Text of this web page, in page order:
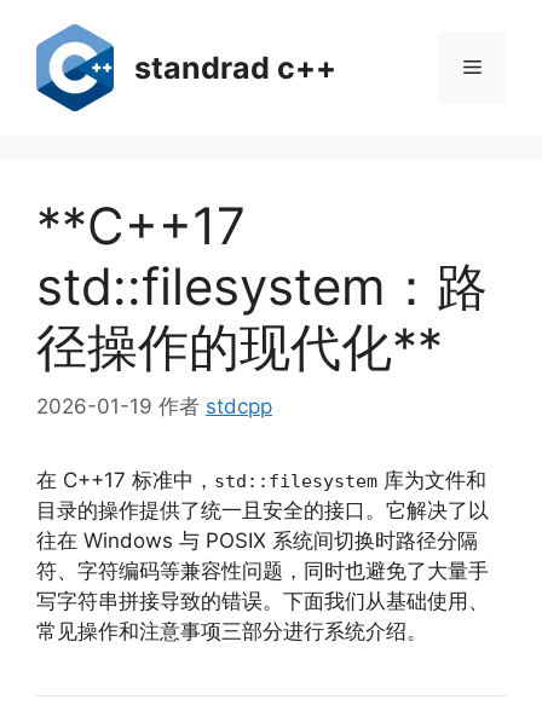
standrad c++ 菜
**C++17
std::filesystem：路
径操作的现代化**
2026-01-19 作者 stdcpp
在 C++17 标准中， std::filesystem 库为文件和
目录的操作提供了统一且安全的接口。它解决了以
往在 Windows 与 POSIX 系统间切换时路径分隔
符、字符编码等兼容性问题，同时也避免了大量手
写字符串拼接导致的错误。下面我们从基础使用、
常见操作和注意事项三部分进行系统介绍。